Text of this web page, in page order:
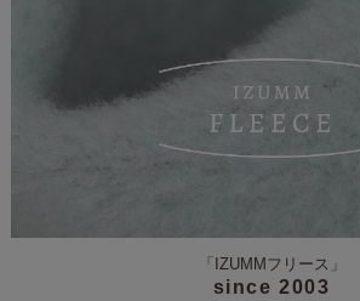
「IZUMMフリース」
since 2003